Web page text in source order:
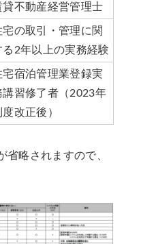
貸不動産経営管理士
宅の取引・管理に関
る2年以上の実務経験
宅宿泊管理業登録実
講習修了者（2023年
度改正後）
省略されますので、